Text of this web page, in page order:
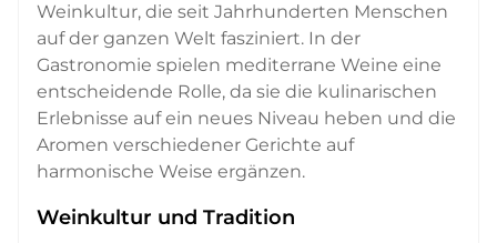
Weinkultur, die seit Jahrhunderten Menschen
auf der ganzen Welt fasziniert. In der
Gastronomie spielen mediterrane Weine eine
entscheidende Rolle, da sie die kulinarischen
Erlebnisse auf ein neues Niveau heben und die
Aromen verschiedener Gerichte auf
harmonische Weise ergänzen.
Weinkultur und Tradition